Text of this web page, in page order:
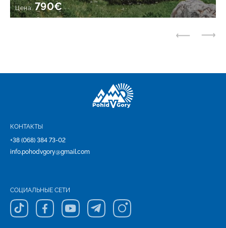
Цена:790€
КОНТАКТЫ
+38 (068) 384 73-02
info.pohodvgory@gmail.com
СОЦИАЛЬНЫЕ СЕТИ